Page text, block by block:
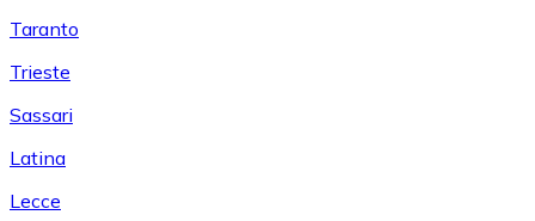
Taranto
Trieste
Sassari
Latina
Lecce